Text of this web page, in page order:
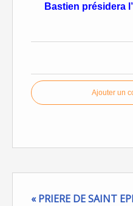
Bastien présidera
Ajouter un
« PRIERE DE SAINT